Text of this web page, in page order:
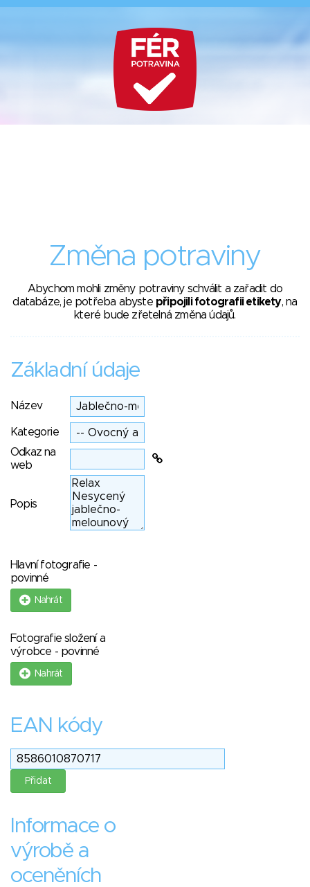
Změna potraviny
Abychom mohli změny potraviny schválit a zařadit do
databáze, je potřeba abyste připojili fotografii etikety, na
které bude zřetelná změna údajů.
Základní údaje
Název
Kategorie
Odkaz na
web
Popis
Hlavní fotografie -
povinné
Nahrát
Fotografie složení a
výrobce - povinné
Nahrát
EAN kódy
Informace o
výrobě a
oceněních